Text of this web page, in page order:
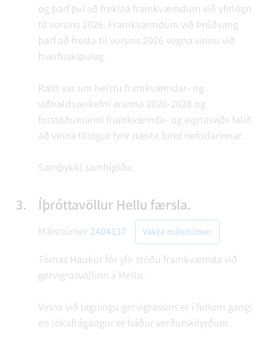
og þarf því að freksta framkvæmdum við yfirlögn
til vorsins 2026. Framkvæmdum við Þrúðvang
þarf að fresta til vorsins 2026 vegna vinnu við
hverfisskipulag.
Rætt var um helstu framkvæmdar- og
viðhaldsverkefni áranna 2026-2028 og
forstöðumanni framkvæmda- og eignasviðs falið
að vinna tillögur fyrir næsta fund nefndarinnar.
Samþykkt samhljóða.
3. Íþróttavöllur Hellu færsla.
Málsnúmer 2404137 Vakta málsnúmer
Tómas Haukur fór yfir stöðu framkvæmda við
gervigrasvöllinn á Hellu.
Vinna við lagningu gervigrassins er í fullum gangi
en lokafrágangur er háður verðurskilyrðum.